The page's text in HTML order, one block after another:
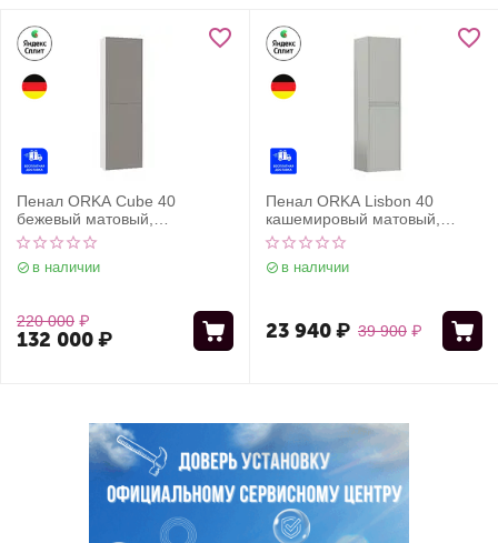
Пенал ORKA Cube 40
бежевый матовый,
универсальный
в наличии
220 000 ₽
132 000₽
Пенал ORKA Lisbon 40
кашемировый матовый,
универсальный
в наличии
39 900 ₽
23 940₽